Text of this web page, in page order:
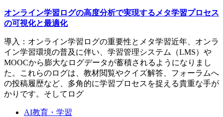
オンライン学習ログの高度分析で実現するメタ学習プロセス
の可視化と最適化
導入：オンライン学習ログの重要性とメタ学習近年、オンラ
イン学習環境の普及に伴い、学習管理システム（LMS）や
MOOCから膨大なログデータが蓄積されるようになりまし
た。これらのログは、教材閲覧やクイズ解答、フォーラムへ
の投稿履歴など、多角的に学習プロセスを捉える貴重な手が
かりです。そしてログ
AI教育・学習